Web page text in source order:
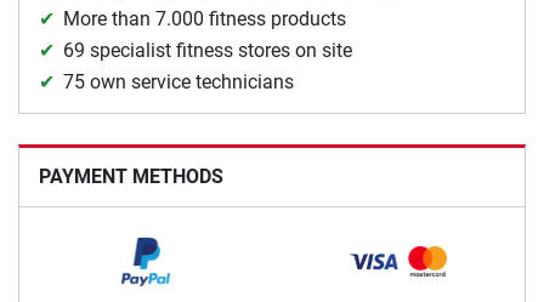
More than 7.000 fitness products
69 specialist fitness stores on site
75 own service technicians
PAYMENT METHODS